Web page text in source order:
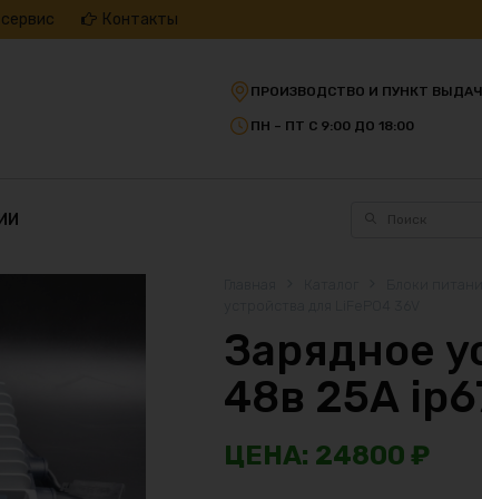
Контакты
ПРОИЗВОДСТВО И ПУНКТ
ПН – ПТ С 9:00 ДО 18:00
Зарядное
48в 25А
24800₽